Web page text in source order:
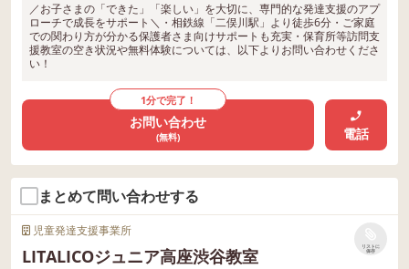
／お子さまの「できた」「楽しい」を大切に、専門的な発達支援のアプ
ローチで成長をサポート＼・相鉄線「二俣川駅」より徒歩6分・ご家庭
での関わり方が分かる保護者さま向けサポートも充実・保育所等訪問支
援教室の空き状況や無料体験については、以下よりお問い合わせくださ
い！
1分で完了！
お問い合わせ
(無料) 電話
まとめて問い合わせする
児童発達支援事業所
LITALICOジュニア高座渋谷教室
リストに
保存